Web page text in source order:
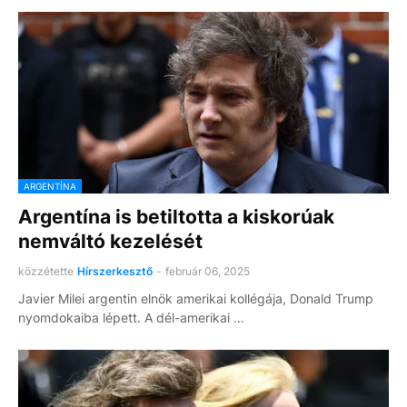
ARGENTÍNA
Argentína is betiltotta a kiskorúak
nemváltó kezelését
közzétette Hírszerkesztő - február 06, 2025
Javier Milei argentin elnök amerikai kollégája, Donald Trump
nyomdokaiba lépett. A dél-amerikai …